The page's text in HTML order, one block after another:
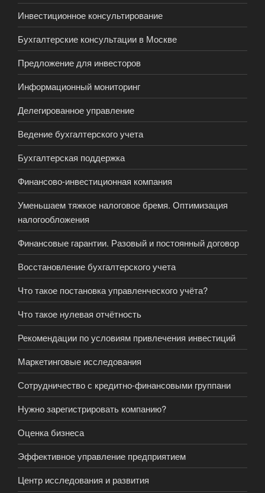
Инвестиционное консультирование
Бухгалтерские консультации в Москве
Предложение для инвесторов
Информационный мониторинг
Делегированное управление
Ведение бухгалтерского учета
Бухгалтерская поддержка
Финансово-инвестиционная компания
Уменьшаем тяжкое налоговое бремя. Оптимизация
налогообложения
Финансовые гарантии. Разовый и постоянный договор
Восстановление бухгалтерского учета
Что такое постановка управленческого учёта?
Что такое нулевая отчётность
Рекомендации по условиям привлечения инвестиций
Маркетинговые исследования
Сотрудничество с кредитно-финансовыми группани
Нужно зарегистрировать компанию?
Оценка бизнеса
Эффективное управление предприятием
Центр исследования и развития